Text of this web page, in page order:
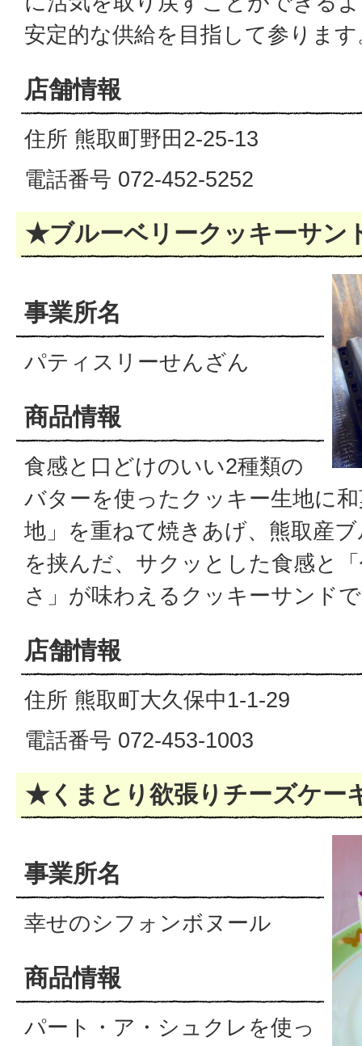
安定的な供給を目指して参ります
店舗情報
住所 熊取町野田2-25-13
電話番号 072-452-5252
★ブルーベリークッキーサン
事業所名
パティスリーせんざん
商品情報
食感と口どけのいい2種類の
バターを使ったクッキー生地に
地」を重ねて焼きあげ、熊取産
を挟んだ、サクッとした食感と
さ」が味わえるクッキーサンド
店舗情報
住所 熊取町大久保中1-1-29
電話番号 072-453-1003
★くまとり欲張りチーズケー
事業所名
幸せのシフォンボヌール
商品情報
パート・ア・シュクレを使っ